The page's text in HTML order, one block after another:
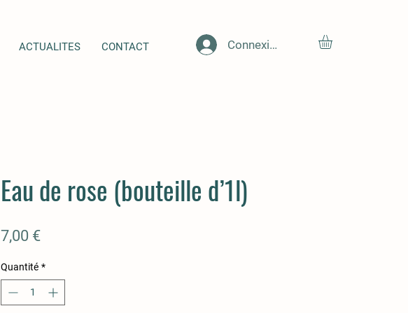
ACTUALITES CONTACT Connexion
Eau de rose (bouteille d’1l)
7,00 €Prix
Quantité *